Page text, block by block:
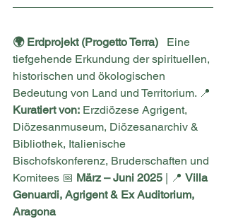
🌍 Erdprojekt (Progetto Terra) Eine
tiefgehende Erkundung der spirituellen,
historischen und ökologischen
Bedeutung von Land und Territorium. 📍
Kuratiert von: Erzdiözese Agrigent,
Diözesanmuseum, Diözesanarchiv &
Bibliothek, Italienische
Bischofskonferenz, Bruderschaften und
Komitees 📅 März – Juni 2025 | 📍 Villa
Genuardi, Agrigent & Ex Auditorium,
Aragona